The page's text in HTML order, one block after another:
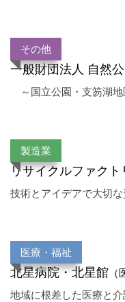
その他
一般財団法人 自然
～国立公園・支笏湖
製造業
リサイクルファク
技術とアイデアで大切
医療・福祉
北星病院・北星館
地域に根差した医療と